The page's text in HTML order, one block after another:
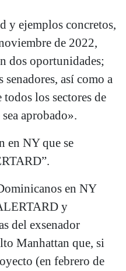
y ejemplos concretos,
de 2022,
dos oportunidades;
así como a
los sectores de
aprobado».
en NY que se
en NY
y
del exsenador
Manhattan que, si
(en febrero de